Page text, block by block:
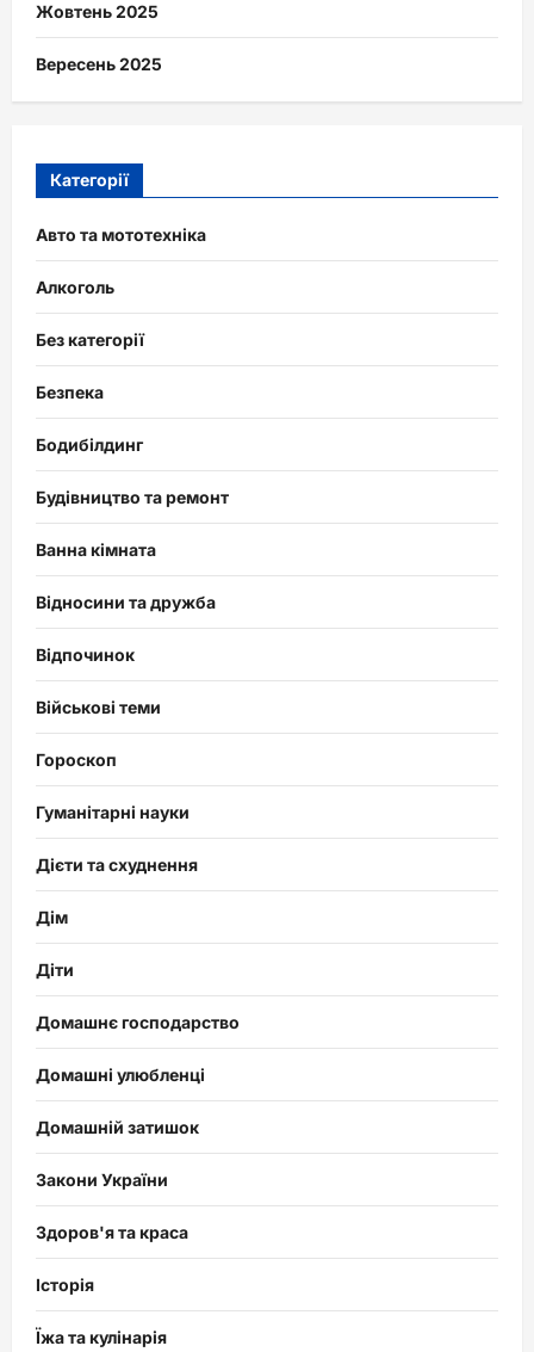
Жовтень 2025
Вересень 2025
Категорії
Авто та мототехніка
Алкоголь
Без категорії
Безпека
Бодибілдинг
Будівництво та ремонт
Ванна кімната
Відносини та дружба
Відпочинок
Військові теми
Гороскоп
Гуманітарні науки
Дієти та схуднення
Дім
Діти
Домашнє господарство
Домашні улюбленці
Домашній затишок
Закони України
Здоров'я та краса
Історія
Їжа та кулінарія